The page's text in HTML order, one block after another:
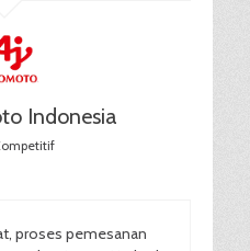
Indonesia
proses pemesanan